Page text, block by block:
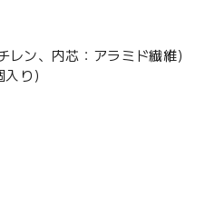
ン、内芯：アラミド繊維）
り）